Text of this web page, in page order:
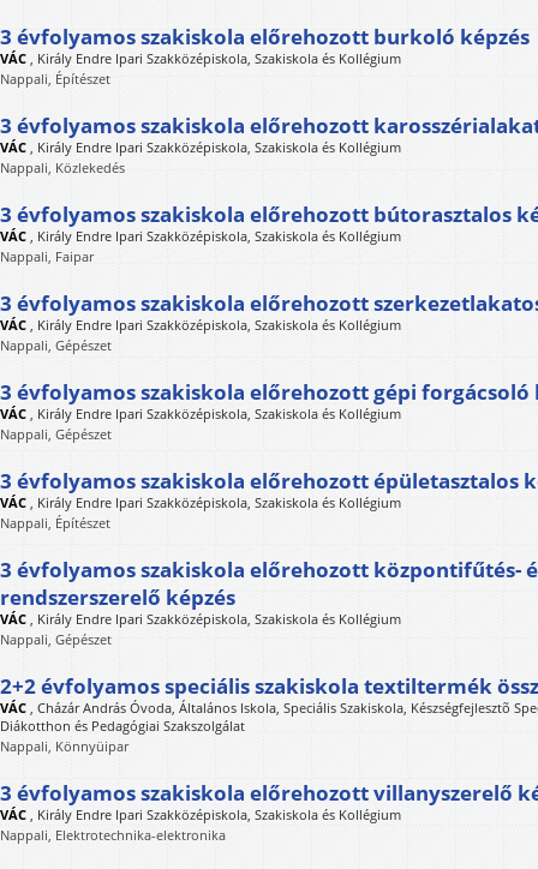
3 évfolyamos szakiskola előrehozott burkoló képzés
VÁC , Király Endre Ipari Szakközépiskola, Szakiskola és Kollégium
Nappali, Építészet
3 évfolyamos szakiskola előrehozott
VÁC , Király Endre Ipari Szakközépiskola, Szakiskola és Kollégium
Nappali, Közlekedés
3 évfolyamos szakiskola előrehozott bútorasztalos
VÁC , Király Endre Ipari Szakközépiskola, Szakiskola és Kollégium
Nappali, Faipar
3 évfolyamos szakiskola előrehozott
VÁC , Király Endre Ipari Szakközépiskola, Szakiskola és Kollégium
Nappali, Gépészet
3 évfolyamos szakiskola előrehozott gépi forgácsoló
VÁC , Király Endre Ipari Szakközépiskola, Szakiskola és Kollégium
Nappali, Gépészet
3 évfolyamos szakiskola előrehozott épületasztalos
VÁC , Király Endre Ipari Szakközépiskola, Szakiskola és Kollégium
Nappali, Építészet
3 évfolyamos szakiskola előrehozott központifűtés-
rendszerszerelő képzés
VÁC , Király Endre Ipari Szakközépiskola, Szakiskola és Kollégium
Nappali, Gépészet
2+2 évfolyamos speciális szakiskola textiltermék
VÁC , Cházár András Óvoda, Általános Iskola, Speciális Szakiskola, Készségfejlesztõ
Diákotthon és Pedagógiai Szakszolgálat
Nappali, Könnyüipar
3 évfolyamos szakiskola előrehozott villanyszerelő
VÁC , Király Endre Ipari Szakközépiskola, Szakiskola és Kollégium
Nappali, Elektrotechnika-elektronika